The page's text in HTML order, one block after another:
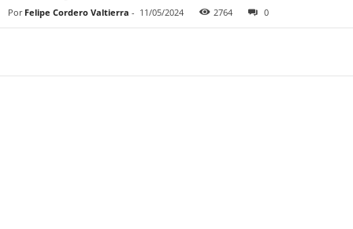
Por Felipe Cordero Valtierra - 11/05/2024 2764 0